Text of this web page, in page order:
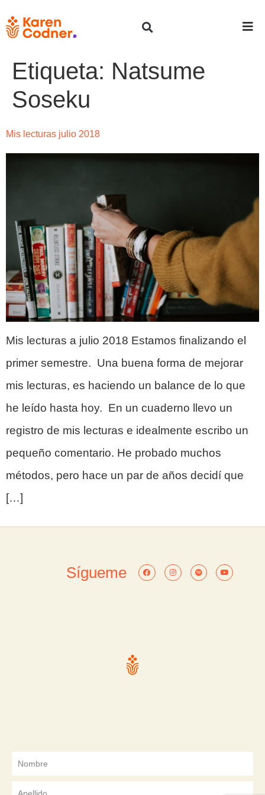
Etiqueta: Natsume
Soseku
Mis lecturas julio 2018
Mis lecturas a julio 2018 Estamos finalizando el
primer semestre. Una buena forma de mejorar
mis lecturas, es haciendo un balance de lo que
he leído hasta hoy. En un cuaderno llevo un
registro de mis lecturas e idealmente escribo un
pequeño comentario. He probado muchos
métodos, pero hace un par de años decidí que
[…]
Sígueme